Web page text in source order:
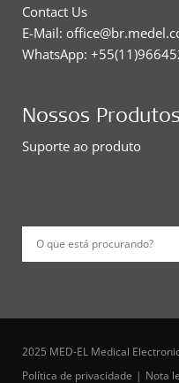
Contact Us
E-Mail:
WhatsApp:
Nossos Produtos
Suporte ao produto
O que está procurando?
2025 MED-EL Medical
Política de privacidade
Nota